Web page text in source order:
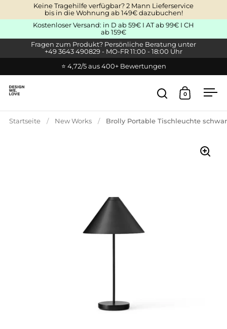
Zum Inhalt springen
Keine Tragehilfe verfügbar? 2 Mann Lieferservice
bis in die Wohnung ab 149€ dazubuchen!
Kostenloser Versand: in D ab 59€ I AT ab 99€ I CH
ab 159€
Fragen zum Produkt? Persönliche Beratung unter
+49 3643 490829 - MO-FR 11:00 - 18:00 Uhr
⭐ 4,72/5 aus 400+ Bewertungen
Suche öffnen
0
Startseite / New Works / Brolly Portable Tischleuchte